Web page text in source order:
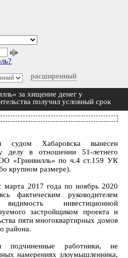
расширенный
за хищение денег у
получил условный срок
судом Хабаровска вынесен
делу в отношении 51-летнего
«Гринвилль» по ч.4 ст.159 УК
крупном размере).
марта 2017 года по ноябрь 2020
фактическим руководителем
инвестиционной
застройщиком проекта и
пяти многоквартирных домов
района.
подчиненные работники, не
намерениях злоумышленника,